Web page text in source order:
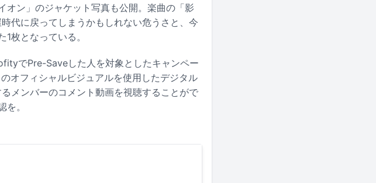
オン」のジャケット写真も公開。楽曲の「影
代に戻ってしまうかもしれない危うさと、今
枚となっている。
でPre-Saveした人を対象としたキャンペー
オフィシャルビジュアルを使用したデジタル
メンバーのコメント動画を視聴することがで
。